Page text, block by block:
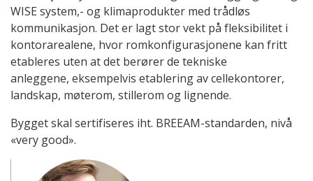
WISE system,- og klimaprodukter med trådløs
kommunikasjon. Det er lagt stor vekt på fleksibilitet i
kontorarealene, hvor romkonfigurasjonene kan fritt
etableres uten at det berører de tekniske
anleggene, eksempelvis etablering av cellekontorer,
landskap, møterom, stillerom og lignende.
Bygget skal sertifiseres iht. BREEAM-standarden, nivå
«very good».